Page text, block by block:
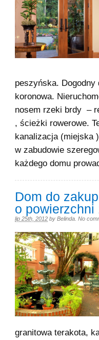
peszyńska.
koronowa.
nosem rzeki brdy –
, ścieżki rowerowe.
kanalizacja (miejska
w zabudowie
każdego domu
Dom do
o powierzchni
lip 25th, 2012 by Belinda No
granitowa terakota,